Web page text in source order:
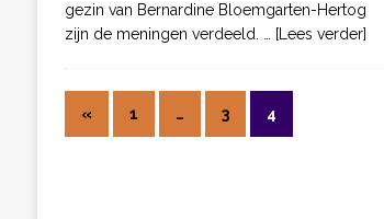
gezin van Bernardine Bloemgarten-Hertog
zijn de meningen verdeeld.
… [Lees verder]
« 1 … 3 4